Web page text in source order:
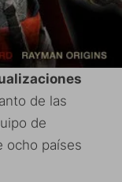
de las
de
ocho países